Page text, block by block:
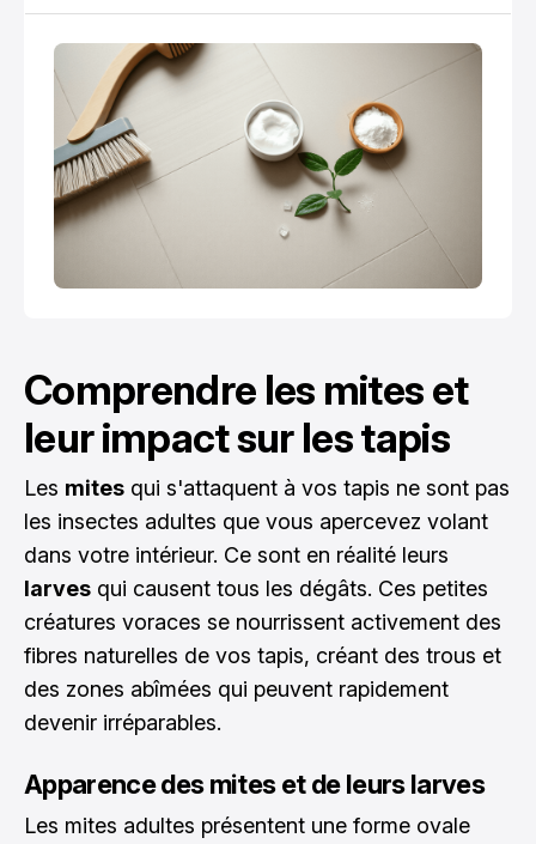
Comprendre les mites et
leur impact sur les tapis
Les mites qui s'attaquent à vos tapis ne sont pas
les insectes adultes que vous apercevez volant
dans votre intérieur. Ce sont en réalité leurs
larves qui causent tous les dégâts. Ces petites
créatures voraces se nourrissent activement des
fibres naturelles de vos tapis, créant des trous et
des zones abîmées qui peuvent rapidement
devenir irréparables.
Apparence des mites et de leurs larves
Les mites adultes présentent une forme ovale